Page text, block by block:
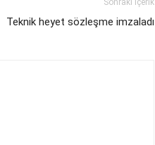
Sonraki İçerik
Teknik heyet sözleşme imzaladı